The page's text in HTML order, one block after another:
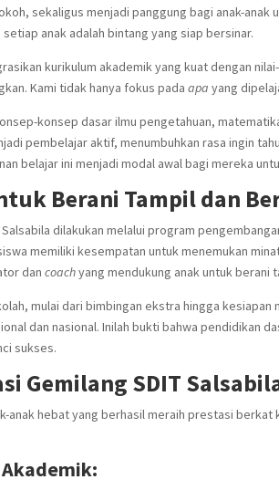
sekaligus menjadi panggung bagi anak-
anak adalah bintang yang siap bersinar.
kurikulum akademik yang kuat dengan
Kami tidak hanya fokus padaapa yang
konsep dasar ilmu pengetahuan,
pembelajar aktif, menumbuhkan rasa ingin
belajar ini menjadi modal awal bagi mereka
Berani Tampil dan
dilakukan melalui program
memiliki kesempatan untuk menemukan
dancoachyang mendukung anak untuk
mulai dari bimbingan ekstra hingga
dan nasional. Inilah bukti bahwa pendidikan
sukses.
Gemilang SDIT
anak hebat yang berhasil meraih prestasi